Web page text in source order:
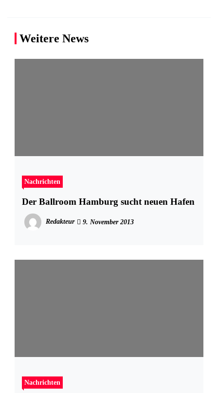
Weitere News
Nachrichten
Der Ballroom Hamburg sucht neuen Hafen
Redakteur 9. November 2013
Nachrichten